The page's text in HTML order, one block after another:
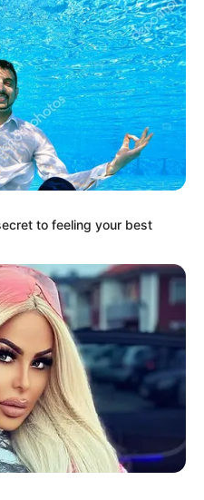
у нас суд» —
цитатами
to feeling your best